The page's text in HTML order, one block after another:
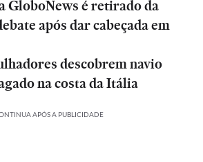
GloboNews é retirado da
após dar cabeçada em
descobrem navio
na costa da Itália
APÓS A PUBLICIDADE